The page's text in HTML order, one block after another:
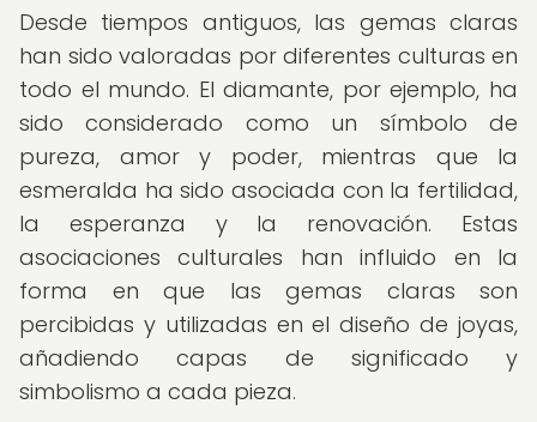
Desde tiempos antiguos, las gemas claras
han sido valoradas por diferentes culturas en
todo el mundo. El diamante, por ejemplo, ha
sido considerado como un símbolo de
pureza, amor y poder, mientras que la
esmeralda ha sido asociada con la fertilidad,
la esperanza y la renovación. Estas
asociaciones culturales han influido en la
forma en que las gemas claras son
percibidas y utilizadas en el diseño de joyas,
añadiendo capas de significado y
simbolismo a cada pieza.